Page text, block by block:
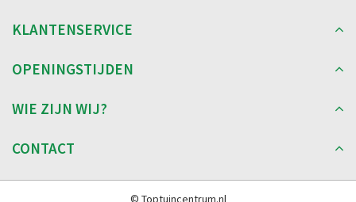
KLANTENSERVICE
OPENINGSTIJDEN
WIE ZIJN WIJ?
CONTACT
© Toptuincentrum.nl